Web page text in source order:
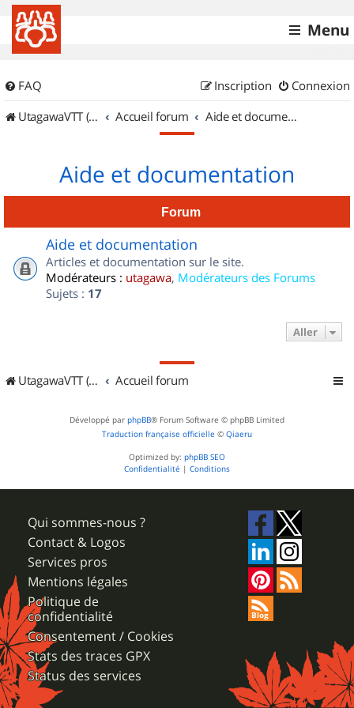
Menu
FAQ Connexion
Inscription
UtagawaVTT (Randos VTT et VTTAE avec traces GPS)
Accueil forum Aide et documentation
Aide et documentation
Forum
Aide et documentation
Articles et documentation sur le site.
Modérateurs : utagawa, Modérateurs des Forums
Sujets : 17
Aller
UtagawaVTT (Randos VTT et VTTAE avec traces GPS) Accueil forum
Développé par phpBB® Forum Software © phpBB Limited
Traduction française officielle © Qiaeru
Optimized by: phpBB SEO
Confidentialité | Conditions
Qui sommes-nous ?
Contact & Logos
Services pros
Mentions légales
Politique de
confidentialité
Consentement / Cookies
Stats des traces GPX
Status des services